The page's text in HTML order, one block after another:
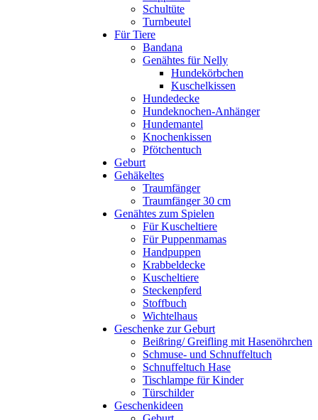
Schultüte
Turnbeutel
Für Tiere
Bandana
Genähtes für Nelly
Hundekörbchen
Kuschelkissen
Hundedecke
Hundeknochen-Anhänger
Hundemantel
Knochenkissen
Pfötchentuch
Geburt
Gehäkeltes
Traumfänger
Traumfänger 30 cm
Genähtes zum Spielen
Für Kuscheltiere
Für Puppenmamas
Handpuppen
Krabbeldecke
Kuscheltiere
Steckenpferd
Stoffbuch
Wichtelhaus
Geschenke zur Geburt
Beißring/ Greifling mit Hasenöhrchen
Schmuse- und Schnuffeltuch
Schnuffeltuch Hase
Tischlampe für Kinder
Türschilder
Geschenkideen